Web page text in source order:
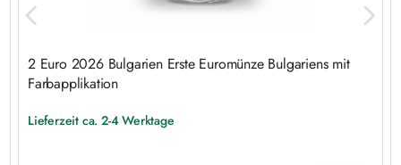
2 Euro 2026 Bulgarien Erste Euromünze Bulgariens mit
Farbapplikation
Lieferzeit ca. 2-4 Werktage